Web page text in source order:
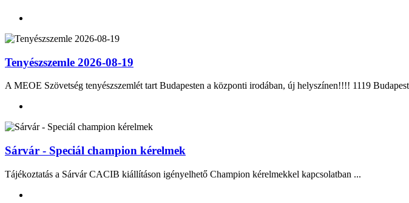
Tenyészszemle 2026-08-19
A MEOE Szövetség tenyészszemlét tart Budapesten a központi irodában, új helyszínen!!!! 1119
Sárvár - Speciál champion kérelmek
Tájékoztatás a Sárvár CACIB kiállításon igényelhető Champion kérelmekkel kapcsolatban ...